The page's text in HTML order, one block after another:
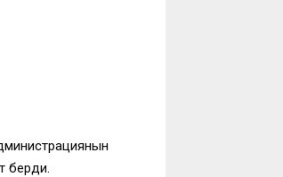
берди.